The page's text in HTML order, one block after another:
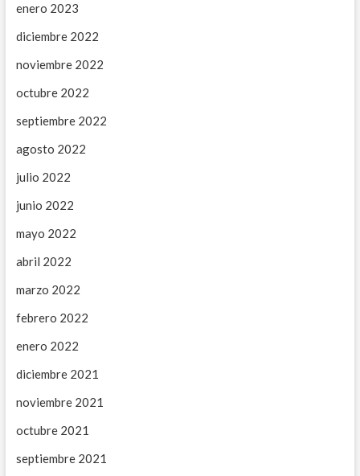
enero 2023
diciembre 2022
noviembre 2022
octubre 2022
septiembre 2022
agosto 2022
julio 2022
junio 2022
mayo 2022
abril 2022
marzo 2022
febrero 2022
enero 2022
diciembre 2021
noviembre 2021
octubre 2021
septiembre 2021